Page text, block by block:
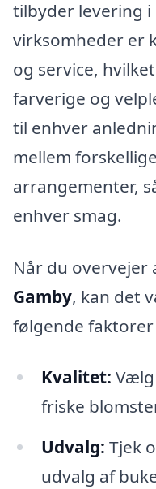
tilbyder levering i
virksomheder er
og service,
farverige og
til enhver
mellem
arrangementer,
enhver smag.
Når du overvejer
Gamby, kan det
følgende
Kvalitet:
friske
Udvalg: Tjek
udvalg af